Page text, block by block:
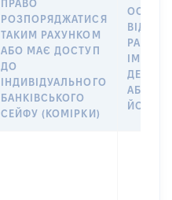
ПРАВО
РОЗПОРЯДЖАТИСЯ
ТАКИМ РАХУНКОМ
АБО МАЄ ДОСТУП
ДО
ІНДИВІДУАЛЬНОГО
БАНКІВСЬКОГО
СЕЙФУ (КОМІРКИ)
ОСОБУ,
ІМ’Я
АБО
ЙОГО